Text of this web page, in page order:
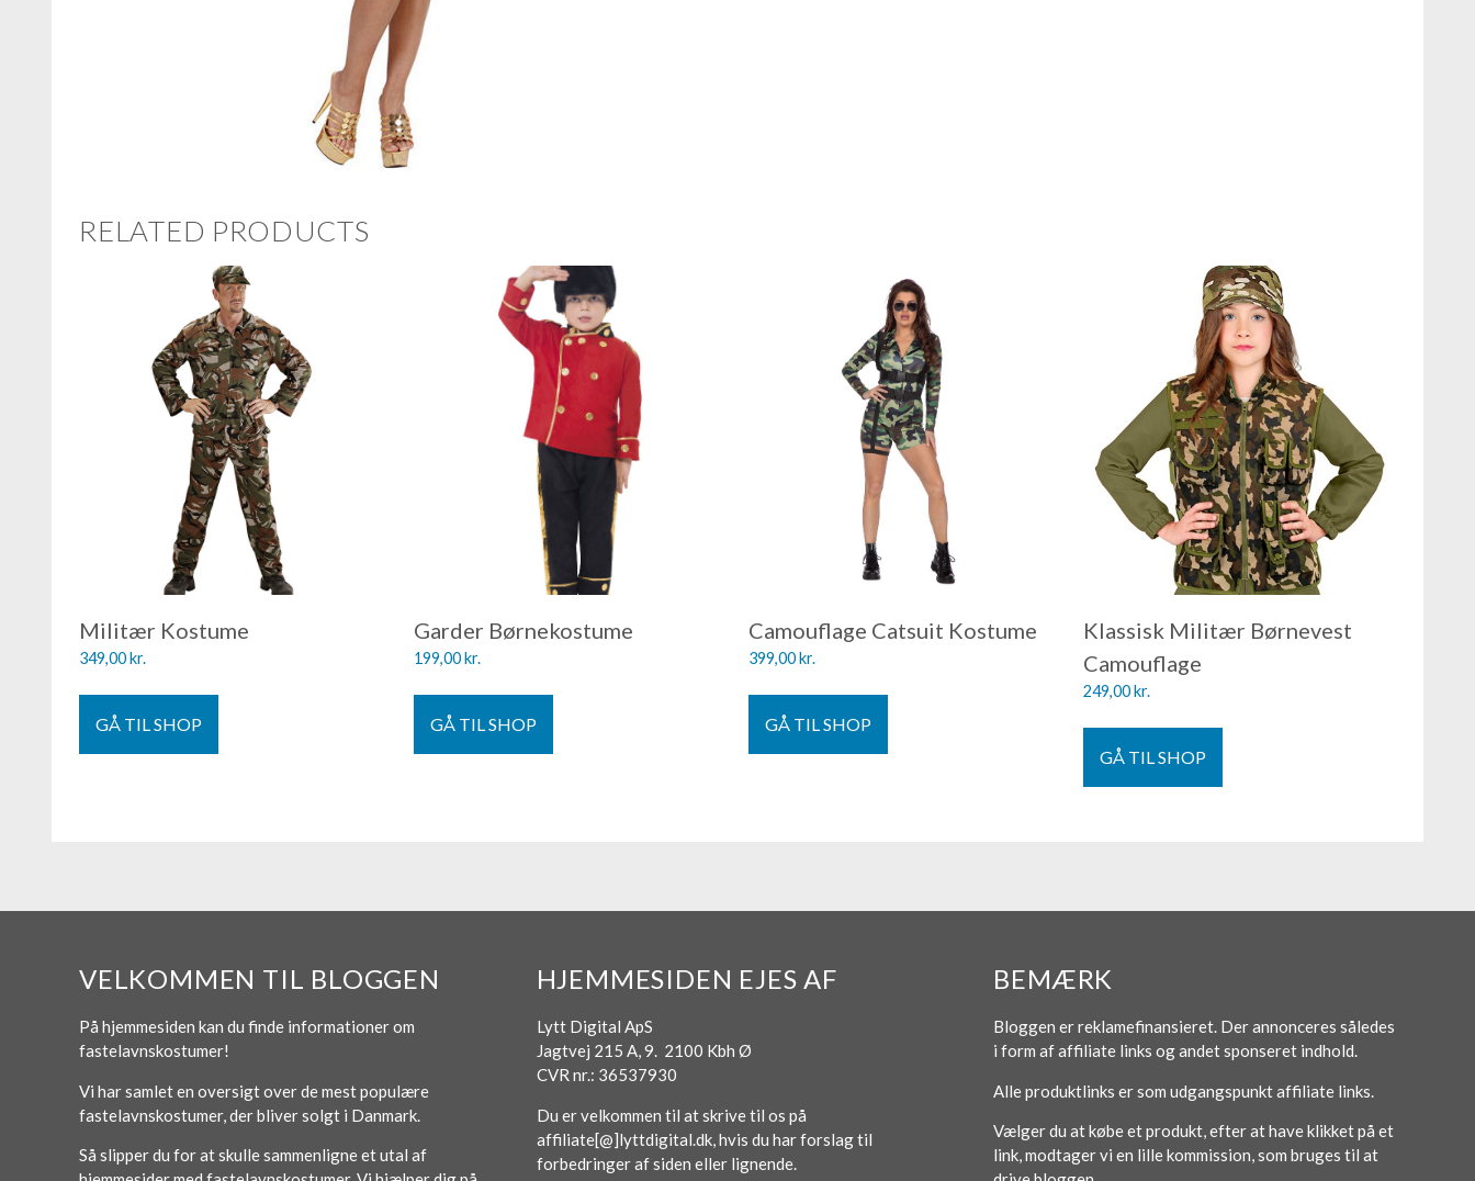
RELATED PRODUCTS
Militær Kostume
349,00kr.
GÅ TIL SHOP
Garder Børnekostume
199,00kr.
GÅ TIL SHOP
Camouflage Catsuit Kostume
399,00kr.
GÅ TIL SHOP
Klassisk Militær Børnevest
Camouflage
249,00kr.
GÅ TIL SHOP
VELKOMMEN TIL BLOGGEN
På hjemmesiden kan du finde informationer om
fastelavnskostumer!
Vi har samlet en oversigt over de mest populære
fastelavnskostumer, der bliver solgt i Danmark.
Så slipper du for at skulle sammenligne et utal af
HJEMMESIDEN EJES AF
Lytt Digital ApS
Jagtvej 215 A, 9. 2100 Kbh Ø
CVR nr.: 36537930
Du er velkommen til at skrive til os på
affiliate[@]lyttdigital.dk, hvis du har forslag til
forbedringer af siden eller lignende.
BEMÆRK
Bloggen er reklamefinansieret. Der annonceres således
i form af affiliate links og andet sponseret indhold.
Alle produktlinks er som udgangspunkt affiliate links.
Vælger du at købe et produkt, efter at have klikket på et
link, modtager vi en lille kommission, som bruges til at